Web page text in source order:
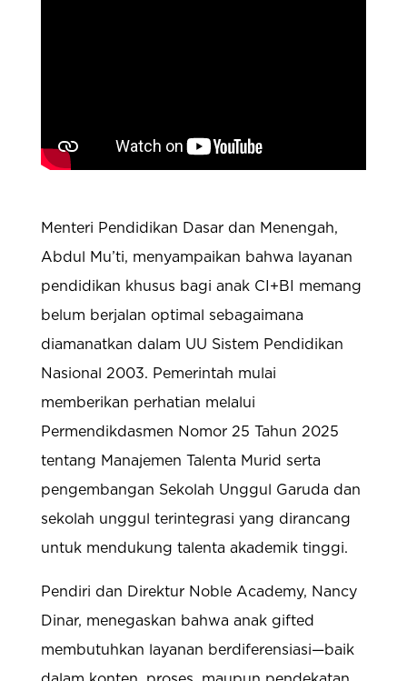
Menteri Pendidikan Dasar dan Menengah,
Abdul Mu’ti, menyampaikan bahwa layanan
pendidikan khusus bagi anak CI+BI memang
belum berjalan optimal sebagaimana
diamanatkan dalam UU Sistem Pendidikan
Nasional 2003. Pemerintah mulai
memberikan perhatian melalui
Permendikdasmen Nomor 25 Tahun 2025
tentang Manajemen Talenta Murid serta
pengembangan Sekolah Unggul Garuda dan
sekolah unggul terintegrasi yang dirancang
untuk mendukung talenta akademik tinggi.
Pendiri dan Direktur Noble Academy, Nancy
Dinar, menegaskan bahwa anak gifted
membutuhkan layanan berdiferensiasi—baik